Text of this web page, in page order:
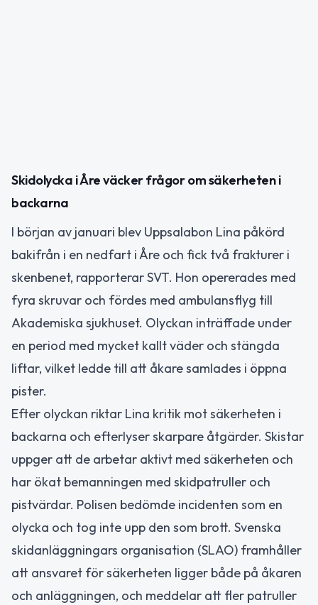
Skidolycka i Åre väcker frågor om säkerheten i
backarna
I början av januari blev Uppsalabon Lina påkörd
bakifrån i en nedfart i Åre och fick två frakturer i
skenbenet, rapporterar SVT. Hon opererades med
fyra skruvar och fördes med ambulansflyg till
Akademiska sjukhuset. Olyckan inträffade under
en period med mycket kallt väder och stängda
liftar, vilket ledde till att åkare samlades i öppna
pister.
Efter olyckan riktar Lina kritik mot säkerheten i
backarna och efterlyser skarpare åtgärder. Skistar
uppger att de arbetar aktivt med säkerheten och
har ökat bemanningen med skidpatruller och
pistvärdar. Polisen bedömde incidenten som en
olycka och tog inte upp den som brott. Svenska
skidanläggningars organisation (SLAO) framhåller
att ansvaret för säkerheten ligger både på åkaren
och anläggningen, och meddelar att fler patruller